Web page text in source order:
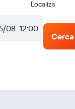
Localiza
08 12:00
Cerca